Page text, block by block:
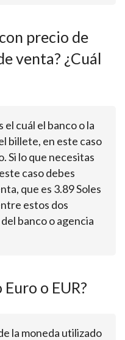
precio de
venta? ¿Cuál
el cuál el banco o la
billete, en este caso
Si lo que necesitas
caso debes
que es 3.89 Soles
estos dos
banco o agencia
o EUR?
la moneda utilizado